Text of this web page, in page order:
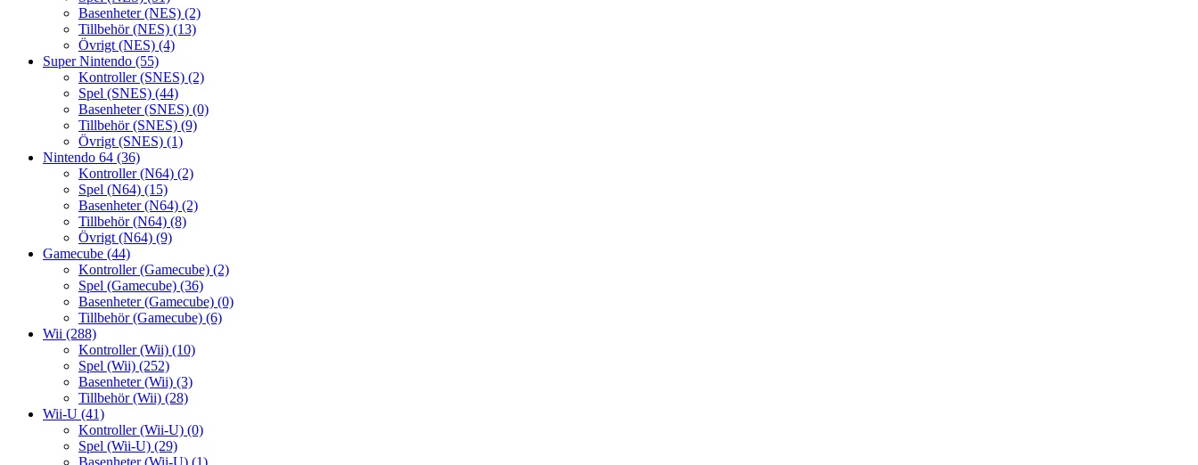
Basenheter (NES) (2)
Tillbehör (NES) (13)
Övrigt (NES) (4)
Super Nintendo (55)
Kontroller (SNES) (2)
Spel (SNES) (44)
Basenheter (SNES) (0)
Tillbehör (SNES) (9)
Övrigt (SNES) (1)
Nintendo 64 (36)
Kontroller (N64) (2)
Spel (N64) (15)
Basenheter (N64) (2)
Tillbehör (N64) (8)
Övrigt (N64) (9)
Gamecube (44)
Kontroller (Gamecube) (2)
Spel (Gamecube) (36)
Basenheter (Gamecube) (0)
Tillbehör (Gamecube) (6)
Wii (288)
Kontroller (Wii) (10)
Spel (Wii) (252)
Basenheter (Wii) (3)
Tillbehör (Wii) (28)
Wii-U (41)
Kontroller (Wii-U) (0)
Spel (Wii-U) (29)